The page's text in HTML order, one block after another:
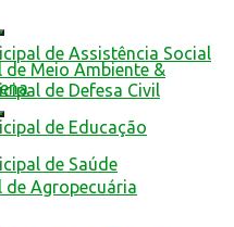
de Assistência Social
de Defesa Civil
de Educação
de Saúde
de Meio Ambiente &
de Agropecuária